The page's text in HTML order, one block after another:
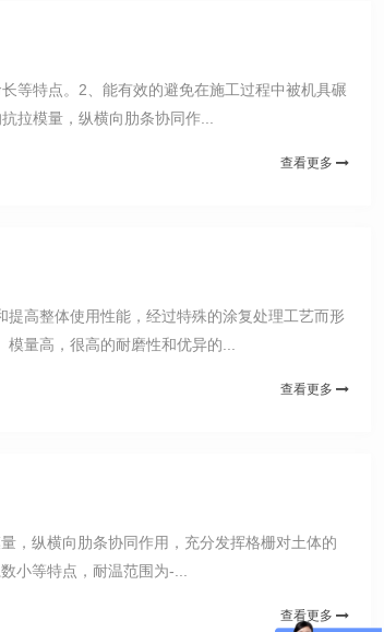
等特点。2、能有效的避免在施工过程中被机具碾
拉模量，纵横向肋条协同作...
查看更多
高整体使用性能，经过特殊的涂复处理工艺而形
量高，很高的耐磨性和优异的...
查看更多
，纵横向肋条协同作用，充分发挥格栅对土体的
小等特点，耐温范围为-...
查看更多